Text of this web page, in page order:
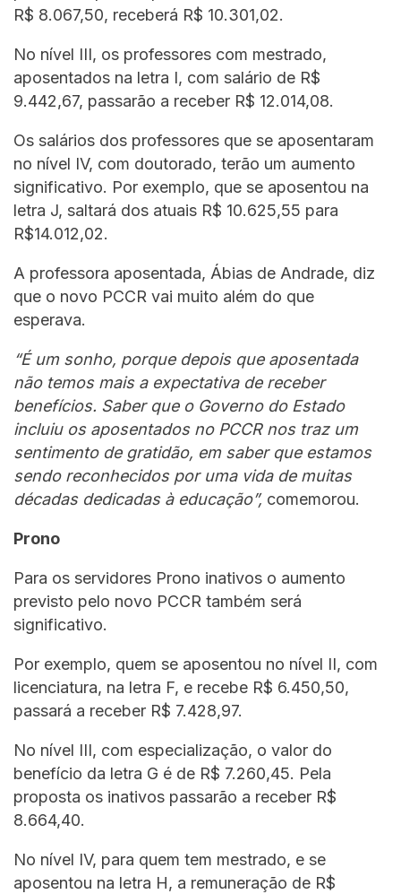
R$ 8.067,50, receberá R$ 10.301,02.
No nível III, os professores com mestrado,
aposentados na letra I, com salário de R$
9.442,67, passarão a receber R$ 12.014,08.
Os salários dos professores que se aposentaram
no nível IV, com doutorado, terão um aumento
significativo. Por exemplo, que se aposentou na
letra J, saltará dos atuais R$ 10.625,55 para
R$14.012,02.
A professora aposentada, Ábias de Andrade, diz
que o novo PCCR vai muito além do que
esperava.
“É um sonho, porque depois que aposentada
não temos mais a expectativa de receber
benefícios. Saber que o Governo do Estado
incluiu os aposentados no PCCR nos traz um
sentimento de gratidão, em saber que estamos
sendo reconhecidos por uma vida de muitas
décadas dedicadas à educação”, comemorou.
Prono
Para os servidores Prono inativos o aumento
previsto pelo novo PCCR também será
significativo.
Por exemplo, quem se aposentou no nível II, com
licenciatura, na letra F, e recebe R$ 6.450,50,
passará a receber R$ 7.428,97.
No nível III, com especialização, o valor do
benefício da letra G é de R$ 7.260,45. Pela
proposta os inativos passarão a receber R$
8.664,40.
No nível IV, para quem tem mestrado, e se
aposentou na letra H, a remuneração de R$